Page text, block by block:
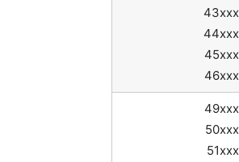
43xxx
44xxx
45xxx
46xxx
49xxx
50xxx
51xxx